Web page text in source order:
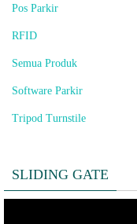
Pos Parkir
RFID
Semua Produk
Software Parkir
Tripod Turnstile
SLIDING GATE